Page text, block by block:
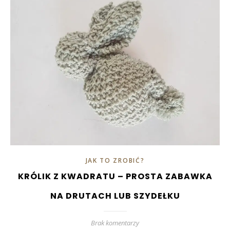
JAK TO ZROBIĆ?
KRÓLIK Z KWADRATU – PROSTA ZABAWKA
NA DRUTACH LUB SZYDEŁKU
Brak komentarzy